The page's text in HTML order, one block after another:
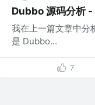
Dubbo 源码分析 -
我在上一篇文章中分
是 Dubbo...
7